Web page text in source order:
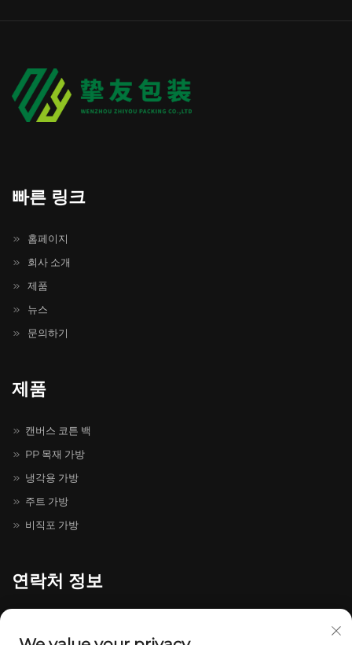
빠른 링크
홈페이지
회사 소개
제품
뉴스
문의하기
제품
캔버스 코튼 백
PP 목재 가방
냉각용 가방
주트 가방
비직포 가방
연락처 정보
402호